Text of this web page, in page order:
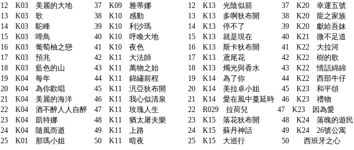
12 K03 美麗的大地 37 K09 雅蒂娜 12 K13 光陰似箭 37 K20 幸運五號
13 K03 歌 38 K10 感動 13 K13 多啊狄布開 38 K20 龍之家族
14 K03 駝峰 39 K10 利沙瑪 14 K13 停不了 39 K20 獻給吾妹
15 K03 啼鳥 40 K10 呼喚大地 15 K13 就是現在 40 K21 微不足道
16 K03 葡萄柚之戀 41 K10 夜色 16 K13 斯卡狄布開 41 K22 大拉河
17 K03 預兆 42 K11 大法師 17 K13 鳶尾花 42 K22 樹的歌
18 K03 藍色的山 43 K11 萬物之始 18 K13 燭光與香水 43 K22 情話綿綿
19 K04 每年 44 K11 錦繡前程 19 K14 為了你 44 K22 西部牛仔
20 K04 為你歡唱 45 K11 汎亞狄布開 20 K14 美拉卓小姐 45 K23 和平頌
21 K04 美麗的海洋 46 K11 我心似清泉 21 K14 愛在風中蔓延時 46 K23 禮物
22 K04 酒不醉人人自醉 47 K11 玫瑰人生 22 R029 拉荷兒 47 K23 因為愛
23 K04 凱特娜 48 K11 猶太屠夫樂 23 K15 落花狄布開 48 K24 落魄的遊民
24 K04 隨風而逝 49 K11 上路 24 K15 蘇丹神話 49 K24 26號公寓
25 K01 那瑪小姐 50 K11 暗夜 25 K15 大巡行 50 西班牙之心